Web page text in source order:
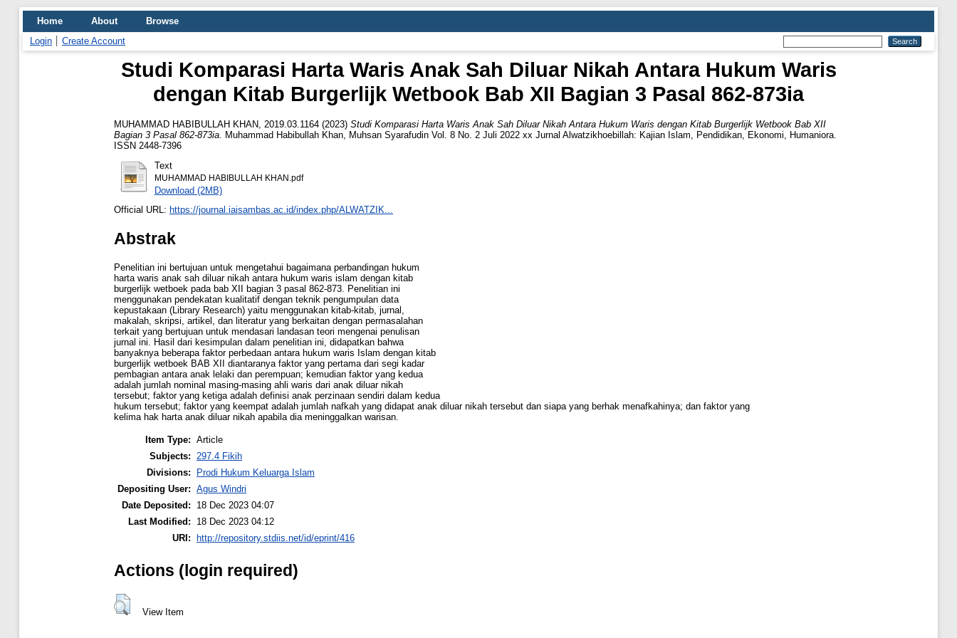
Home About
Browse
Login
Create Account
Studi Komparasi Harta Waris Anak Sah Diluar Nikah Antara Hukum Waris
dengan Kitab Burgerlijk Wetbook Bab XII Bagian 3 Pasal 862-873ia
MUHAMMAD HABIBULLAH KHAN, 2019.03.1164 (2023) Studi Komparasi Harta Waris Anak Sah Diluar Nikah Antara Hukum Waris dengan Kitab Burgerlijk Wetbook Bab XII
Bagian 3 Pasal 862-873ia.
Muhammad Habibullah Khan, Muhsan Syarafudin Vol. 8 No. 2 Juli 2022 xx Jurnal Alwatzikhoebillah: Kajian Islam, Pendidikan, Ekonomi, Humaniora.
ISSN 2448-7396
Text
MUHAMMAD HABIBULLAH KHAN.pdf
Download (2MB)
Official URL: https://journal.iaisambas.ac.id/index.php/ALWATZIK...
Abstrak
Penelitian ini bertujuan untuk mengetahui bagaimana perbandingan hukum
harta waris anak sah diluar nikah antara hukum waris islam dengan kitab
burgerlijk wetboek pada bab XII bagian 3 pasal 862-873. Penelitian ini
menggunakan pendekatan kualitatif dengan teknik pengumpulan data
kepustakaan (Library Research) yaitu menggunakan kitab-kitab, jurnal,
makalah, skripsi, artikel, dan literatur yang berkaitan dengan permasalahan
terkait yang bertujuan untuk mendasari landasan teori mengenai penulisan
jurnal ini. Hasil dari kesimpulan dalam penelitian ini, didapatkan bahwa
banyaknya beberapa faktor perbedaan antara hukum waris Islam dengan kitab
burgerlijk wetboek BAB XII diantaranya faktor yang pertama dari segi kadar
pembagian antara anak lelaki dan perempuan; kemudian faktor yang kedua
adalah jumlah nominal masing-masing ahli waris dari anak diluar nikah
tersebut; faktor yang ketiga adalah definisi anak perzinaan sendiri dalam kedua
hukum tersebut; faktor yang keempat adalah jumlah nafkah yang didapat anak diluar nikah tersebut dan siapa yang berhak menafkahinya; dan faktor yang
kelima hak harta anak diluar nikah apabila dia meninggalkan warisan.
Item Type: Article
Subjects: 297.4 Fikih
Divisions:
Prodi Hukum Keluarga Islam
Depositing User: Agus Windri
Date Deposited:
18 Dec 2023 04:07
Last Modified:
18 Dec 2023 04:12
URI:
http://repository.stdiis.net/id/eprint/416
Actions (login required)
View Item